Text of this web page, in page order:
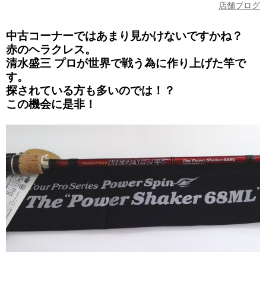
店舗ブログ
中古コーナーではあまり見かけないですかね？
赤のヘラクレス。
清水盛三 プロが世界で戦う為に作り上げた竿で
す。
探されている方も多いのでは！？
この機会に是非！